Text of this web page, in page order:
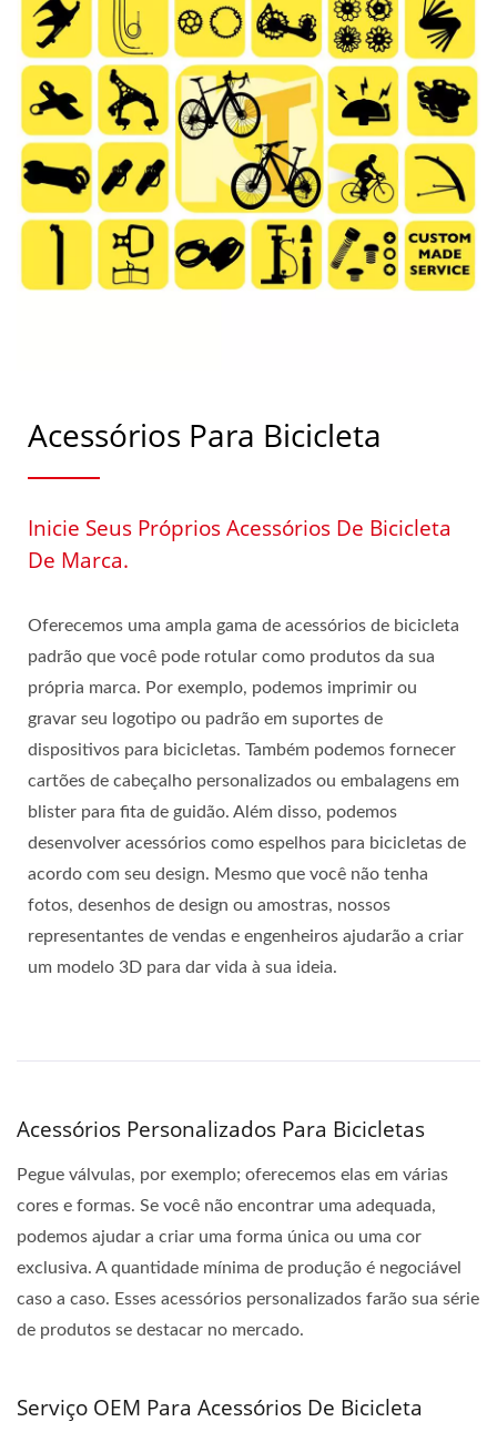
Taiwan
Acessórios Para Bicicleta
Inicie Seus Próprios Acessórios De Bicicleta
De Marca.
Oferecemos uma ampla gama de acessórios de bicicleta
padrão que você pode rotular como produtos da sua
própria marca. Por exemplo, podemos imprimir ou
gravar seu logotipo ou padrão em suportes de
dispositivos para bicicletas. Também podemos fornecer
cartões de cabeçalho personalizados ou embalagens em
blister para fita de guidão. Além disso, podemos
desenvolver acessórios como espelhos para bicicletas de
acordo com seu design. Mesmo que você não tenha
fotos, desenhos de design ou amostras, nossos
representantes de vendas e engenheiros ajudarão a criar
um modelo 3D para dar vida à sua ideia.
Acessórios Personalizados Para Bicicletas
Pegue válvulas, por exemplo; oferecemos elas em várias
cores e formas. Se você não encontrar uma adequada,
podemos ajudar a criar uma forma única ou uma cor
exclusiva. A quantidade mínima de produção é negociável
caso a caso. Esses acessórios personalizados farão sua série
de produtos se destacar no mercado.
Serviço OEM Para Acessórios De Bicicleta